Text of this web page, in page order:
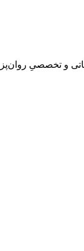
علمی، تحقیقاتی و